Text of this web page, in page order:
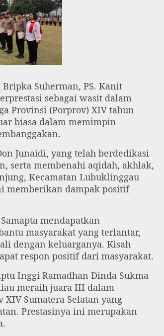
Suherman, PS. Kanit
sebagai wasit dalam
Provinsi (Porprov) XIV tahun
biasa dalam memimpin
Junaidi, yang telah berdedikasi
serta membenahi aqidah, akhlak,
Kecamatan Lubuklinggau
memberikan dampak positif
mendapatkan
masyarakat yang terlantar,
dengan keluarganya. Kisah
respon positif dari masyarakat.
Inggi Ramadhan Dinda Sukma
meraih juara III dalam
Sumatera Selatan yang
Prestasinya ini merupakan